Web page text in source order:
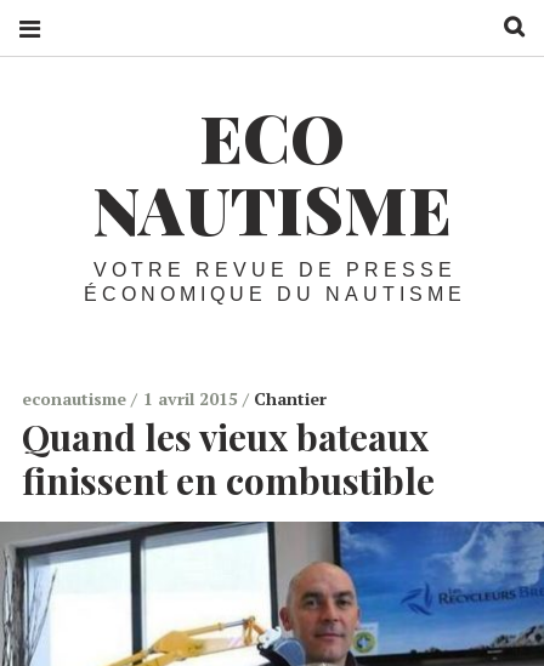
ECO
NAUTISME
VOTRE REVUE DE PRESSE
ÉCONOMIQUE DU NAUTISME
econautisme 1 avril 2015 Chantier
Quand les vieux bateaux
finissent en combustible